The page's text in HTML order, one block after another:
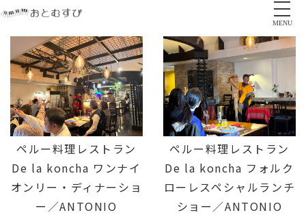
MENU
ペルー料理レストラン
De la koncha ワンナイ
オンリー・ディナーショ
ー／ANTONIO
ペルー料理レストラン
De la koncha フォルク
ローレスペシャルランチ
ショー／ANTONIO